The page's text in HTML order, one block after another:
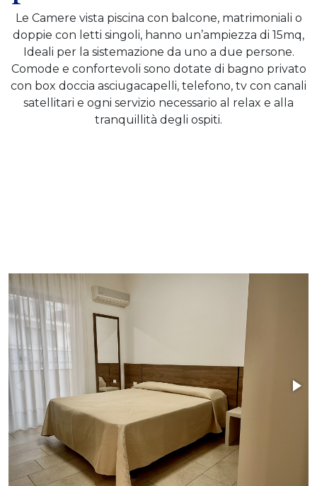
Le Camere vista piscina con balcone, matrimoniali o
doppie con letti singoli, hanno un’ampiezza di 15mq,
Ideali per la sistemazione da uno a due persone.
Comode e confortevoli sono dotate di bagno privato
con box doccia asciugacapelli, telefono, tv con canali
satellitari e ogni servizio necessario al relax e alla
tranquillità degli ospiti.